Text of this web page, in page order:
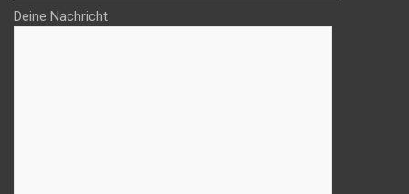
Deine Nachricht